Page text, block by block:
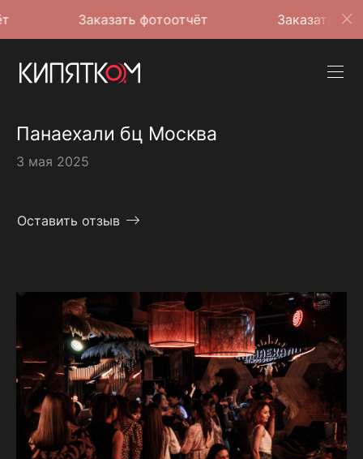
Заказать фотоотчёт Заказать фотоотчёт
Панаехали бц Москва
3 мая 2025
Оставить отзыв